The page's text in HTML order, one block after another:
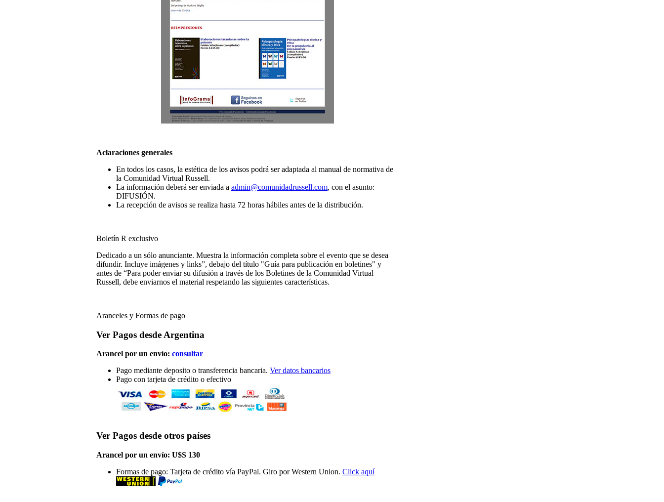
Aclaraciones generales
En todos los casos, la estética de los avisos podrá ser adaptada al manual de normativa de
la Comunidad Virtual Russell.
La información deberá ser enviada a admin@comunidadrussell.com, con el asunto:
DIFUSIÓN.
La recepción de avisos se realiza hasta 72 horas hábiles antes de la distribución.
Boletín R exclusivo
Dedicado a un sólo anunciante. Muestra la información completa sobre el evento que se desea
difundir. Incluye imágenes y links”, debajo del título "Guía para publicación en boletines" y
antes de “Para poder enviar su difusión a través de los Boletines de la Comunidad Virtual
Russell, debe enviarnos el material respetando las siguientes características.
Aranceles y Formas de pago
Ver Pagos desde Argentina
Arancel por un envío: consultar
Pago mediante deposito o transferencia bancaria. Ver datos bancarios
Pago con tarjeta de crédito o efectivo
Ver Pagos desde otros países
Arancel por un envío: U$S 130
Formas de pago: Tarjeta de crédito vía PayPal. Giro por Western Union. Click aquí